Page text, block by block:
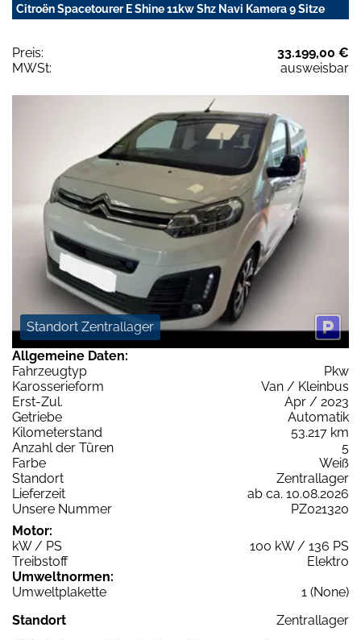
Citroën Spacetourer E Shine 11kw Shz Navi Kamera 9 Sitze
Preis:
33.199,00 €
MWSt:
ausweisbar
Standort Zentrallager
Allgemeine Daten:
Fahrzeugtyp
Pkw
Karosserieform
Van / Kleinbus
Erst-Zul.
Apr / 2023
Getriebe
Automatik
Kilometerstand
53.217 km
Anzahl der Türen
5
Farbe
Weiß
Standort
Zentrallager
Lieferzeit
ab ca. 10.08.2026
Unsere Nummer
PZ021320
Motor:
kW / PS
100 kW / 136 PS
Treibstoff
Elektro
Umweltnormen:
Umweltplakette
1 (None)
Standort
Zentrallager